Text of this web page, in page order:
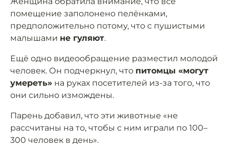
помещение заполонено пелёнками,
предположительно потому, что с пушистыми
малышами не гуляют.
Ещё одно видеообращение разместил молодой
человек. Он подчеркнул, что питомцы «могут
умереть» на руках посетителей из-за того, что
они сильно измождены.
Парень добавил, что эти животные «не
рассчитаны на то, чтобы с ним играли по 100–
300 человек в день».